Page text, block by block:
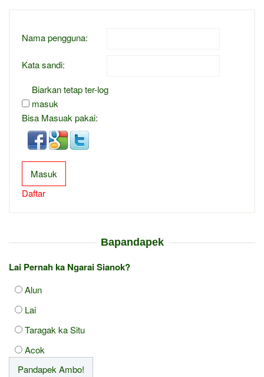
Nama pengguna:
Kata sandi:
Biarkan tetap ter-log
masuk
Bisa Masuak pakai:
Masuk
Daftar
Bapandapek
Lai Pernah ka Ngarai Sianok?
Alun
Lai
Taragak ka Situ
Acok